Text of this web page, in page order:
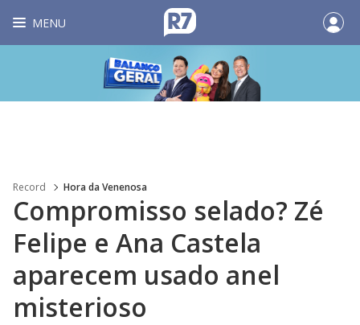
MENU
Record Hora da Venenosa
Compromisso selado? Zé
Felipe e Ana Castela
aparecem usado anel
misterioso